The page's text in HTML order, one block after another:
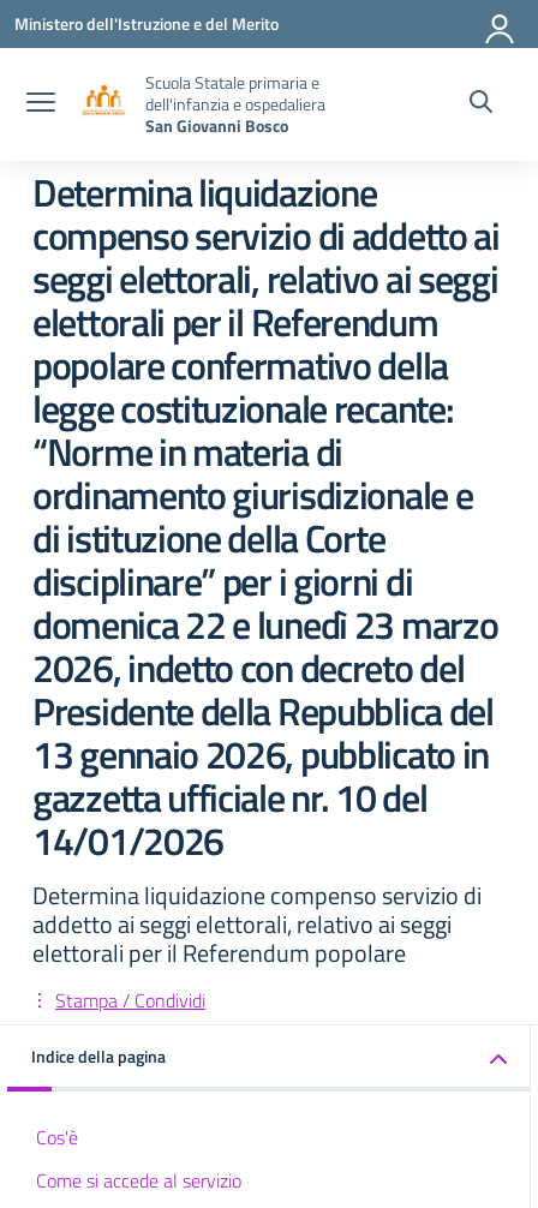
Vai ai contenuti
Vai al menu di navigazione
Vai al footer
Ministero dell'Istruzione e del Merito
Scuola Statale primaria e
dell'infanzia e ospedaliera
San Giovanni Bosco
Determina liquidazione
compenso servizio di addetto ai
seggi elettorali, relativo ai seggi
elettorali per il Referendum
popolare confermativo della
legge costituzionale recante:
“Norme in materia di
ordinamento giurisdizionale e
di istituzione della Corte
disciplinare” per i giorni di
domenica 22 e lunedì 23 marzo
2026, indetto con decreto del
Presidente della Repubblica del
13 gennaio 2026, pubblicato in
gazzetta ufficiale nr. 10 del
14/01/2026
Determina liquidazione compenso servizio di
addetto ai seggi elettorali, relativo ai seggi
elettorali per il Referendum popolare
Stampa / Condividi
Indice della pagina
Cos'è
Come si accede al servizio